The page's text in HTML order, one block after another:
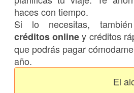
haces con tiempo.
Si lo necesitas,
créditos onliney créditos
que podrás pagar
año.
El